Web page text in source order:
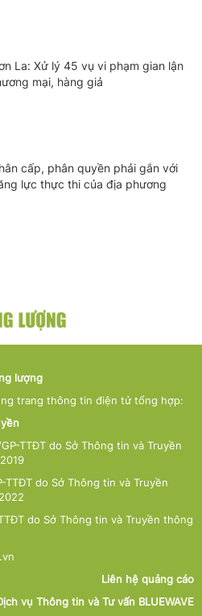
La: Xử lý 45 vụ vi phạm gian lận
mại, hàng giả
cấp, phân quyền phải gắn với
lực thực thi của địa phương
lượng
trang thông tin điện tử tổng hợp:
TTĐT do Sở Thông tin và Truyền
do Sở Thông tin và Truyền
do Sở Thông tin và Truyền thông
Liên hệ quảng cáo
vụ Thông tin và Tư vấn BLUEWAVE